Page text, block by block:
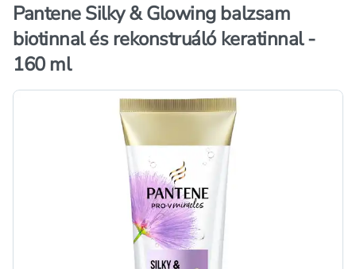
Pantene Silky & Glowing balzsam
biotinnal és rekonstruáló keratinnal -
160 ml